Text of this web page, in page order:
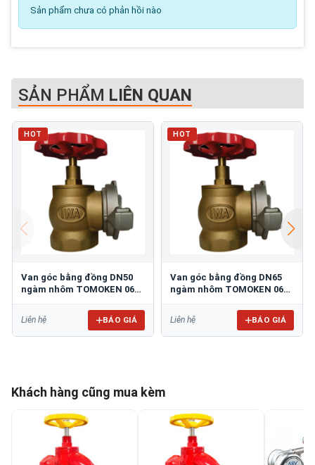
Sản phẩm chưa có phản hồi nào
SẢN PHẨM LIÊN QUAN
HOT
Van góc bằng đồng DN50
ngàm nhôm TOMOKEN 06-
Liên hệ BÁO GIÁ
HOT
Van góc bằng đồng DN65
ngàm nhôm TOMOKEN 06-
Liên hệ BÁO GIÁ
Khách hàng cũng mua kèm